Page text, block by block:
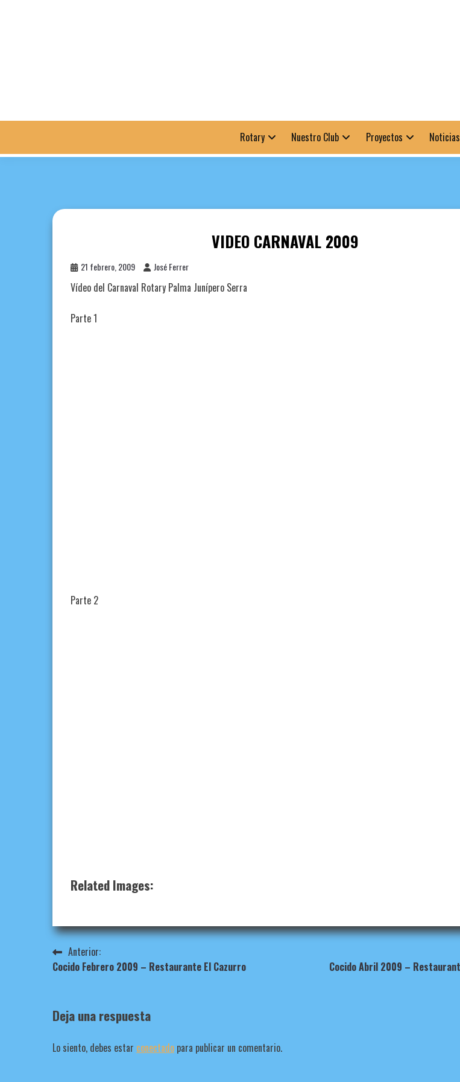
Rotary Nuestro Club Proyectos Noticias
VIDEO CARNAVAL 2009
21 febrero, 2009 José Ferrer
Vídeo del Carnaval Rotary Palma Junípero Serra
Parte 1
Parte 2
Related Images:
Navegación
de
Anterior:
Cocido Febrero 2009 – Restaurante El Cazurro
Cocido Abril 2009 –
Deja una respuesta
Lo siento, debes estar conectado para publicar un comentario.